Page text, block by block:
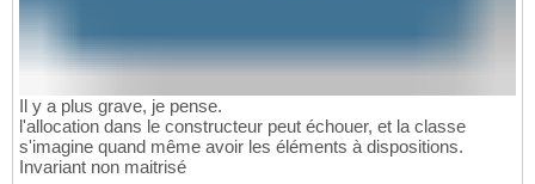
Il y a plus grave, je pense.
l'allocation dans le constructeur peut échouer, et la classe
s'imagine quand même avoir les éléments à dispositions.
Invariant non maitrisé